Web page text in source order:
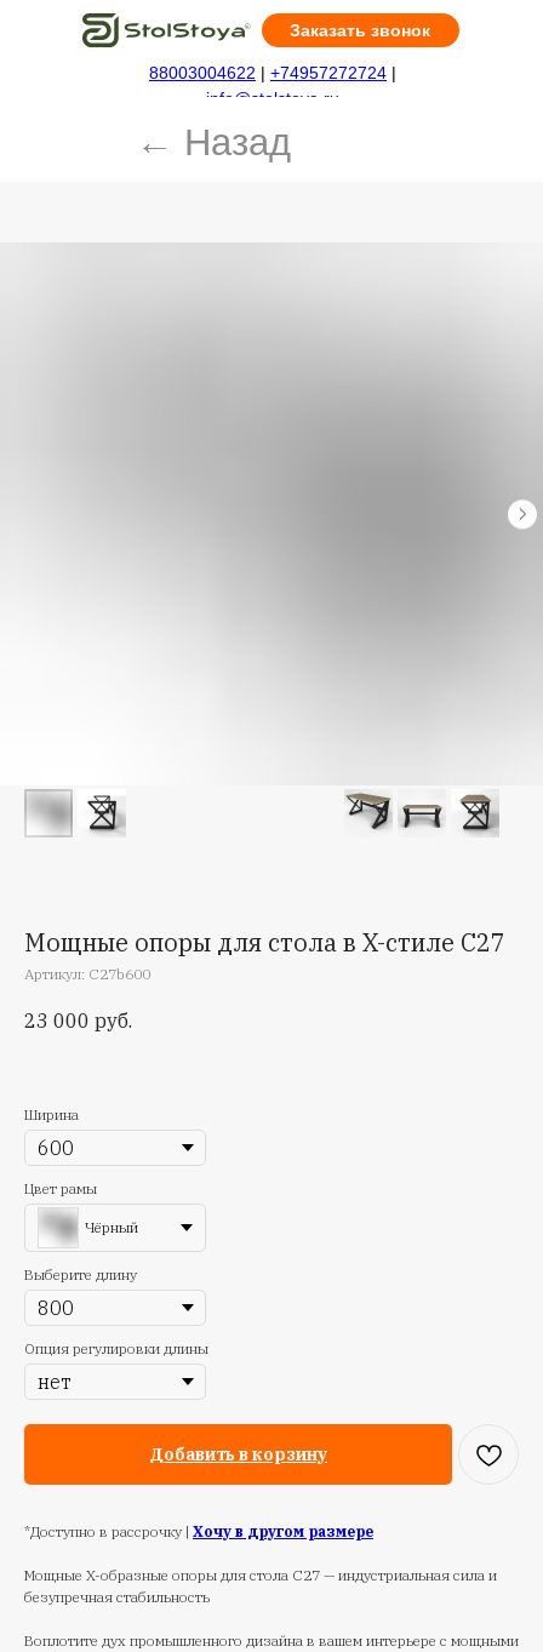
88003004622 | +74957272724 |
info@stolstoya.ru
Заказать звонок
← Назад
Мощные опоры для стола в X-стиле С27
Артикул: C27b600
23 000 руб.
Ширина
Цвет рамы
Чёрный
Выберите длину
Опция регулировки длины
Добавить в корзину
*Доступно в рассрочку | Хочу в другом размере
Мощные X-образные опоры для стола С27 — индустриальная сила и
безупречная стабильность
Воплотите дух промышленного дизайна в вашем интерьере с мощными